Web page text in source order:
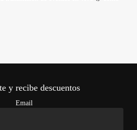
y recibe descuentos
Email